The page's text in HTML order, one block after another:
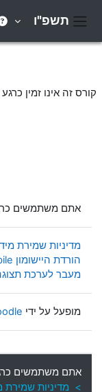
תשפ"ו
קורס זה אינו זמין
אתם משתמשים
מדיניות שמירת
הורדת היישומון Moodle mobile
מעבר לערכת
מופעל על ידי
אתם משתמשים
> מדיניות שמירת